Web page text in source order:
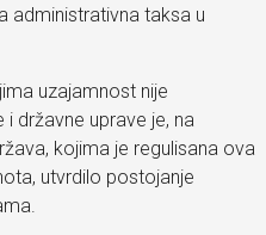
administrativna taksa u
uzajamnost nije
državne uprave je, na
kojima je regulisana ova
utvrdilo postojanje